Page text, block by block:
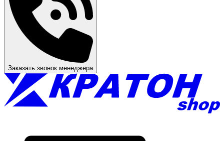
Заказать звонок менеджера